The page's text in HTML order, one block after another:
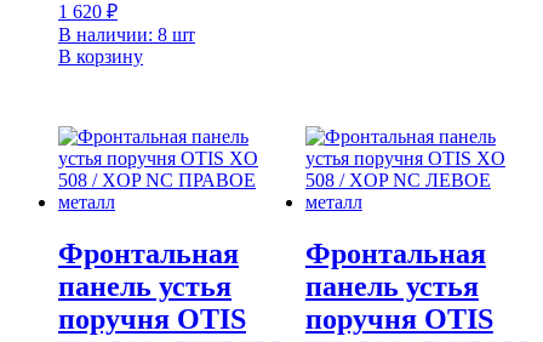
1 620 ₽
В наличии: 8 шт
В корзину
Фронтальная
панель устья
поручня OTIS
Фронтальная
панель устья
поручня OTIS